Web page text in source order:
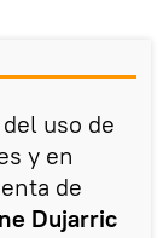
uso de
y en
de
Dujarric